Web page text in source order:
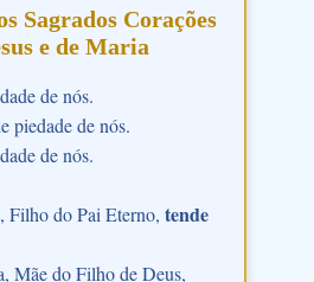
Sagrados Corações
e de Maria
de nós.
piedade de nós.
de nós.
Filho do Pai Eterno, tende
Mãe do Filho de Deus,